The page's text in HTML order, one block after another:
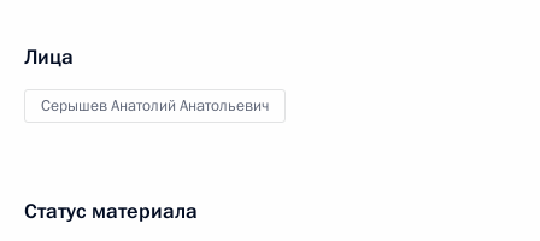
Лица
Серышев Анатолий Анатольевич
Статус материала